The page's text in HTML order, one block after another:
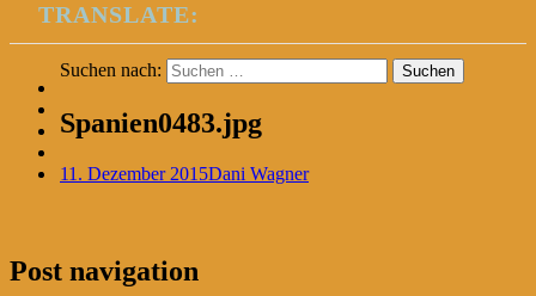
TRANSLATE:
Suchen nach:
Spanien0483.jpg
11. Dezember 2015Dani Wagner
Post navigation